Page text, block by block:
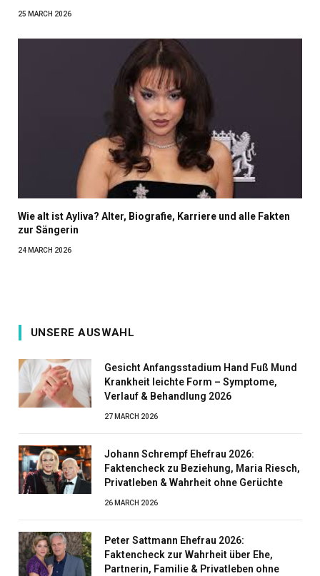
25 MARCH 2026
Wie alt ist Ayliva? Alter, Biografie, Karriere und alle Fakten
zur Sängerin
24 MARCH 2026
UNSERE AUSWAHL
Gesicht Anfangsstadium Hand Fuß Mund
Krankheit leichte Form – Symptome,
Verlauf & Behandlung 2026
27 MARCH 2026
Johann Schrempf Ehefrau 2026:
Faktencheck zu Beziehung, Maria Riesch,
Privatleben & Wahrheit ohne Gerüchte
26 MARCH 2026
Peter Sattmann Ehefrau 2026:
Faktencheck zur Wahrheit über Ehe,
Partnerin, Familie & Privatleben ohne